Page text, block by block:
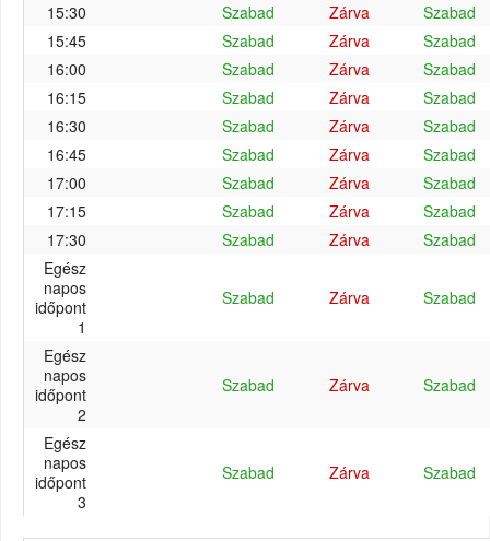
15:30
Szabad Zárva
Szabad
15:45
Szabad Zárva
Szabad
16:00
Szabad Zárva
Szabad
16:15
Szabad Zárva
Szabad
16:30
Szabad Zárva
Szabad
16:45
Szabad Zárva
Szabad
17:00
Szabad Zárva
Szabad
17:15
Szabad Zárva
Szabad
17:30
Szabad Zárva
Szabad
Egész
napos
időpont
1
Szabad Zárva Szabad
Egész
napos
időpont
2
Szabad Zárva Szabad
Egész
napos
időpont
3
Szabad Zárva Szabad